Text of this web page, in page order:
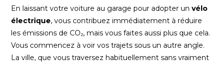
En laissant votre voiture au garage pour adopter unvélo
électrique, vous contribuez immédiatement à réduire
les émissions de CO₂, mais vous faites aussi plus que cela.
Vous commencez à voir vos trajets sous un autre angle.
La ville, que vous traversez habituellement sans vraiment